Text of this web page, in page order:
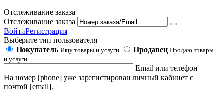
Отслеживание заказа
Отслеживание заказа
ВойтиРегистрация
Выберите тип пользователя
Покупатель Ищу товары и услуги Продавец Продаю товары
и услуги
Email или телефон
На номер [phone] уже зарегистирован личный кабинет с
почтой [email].